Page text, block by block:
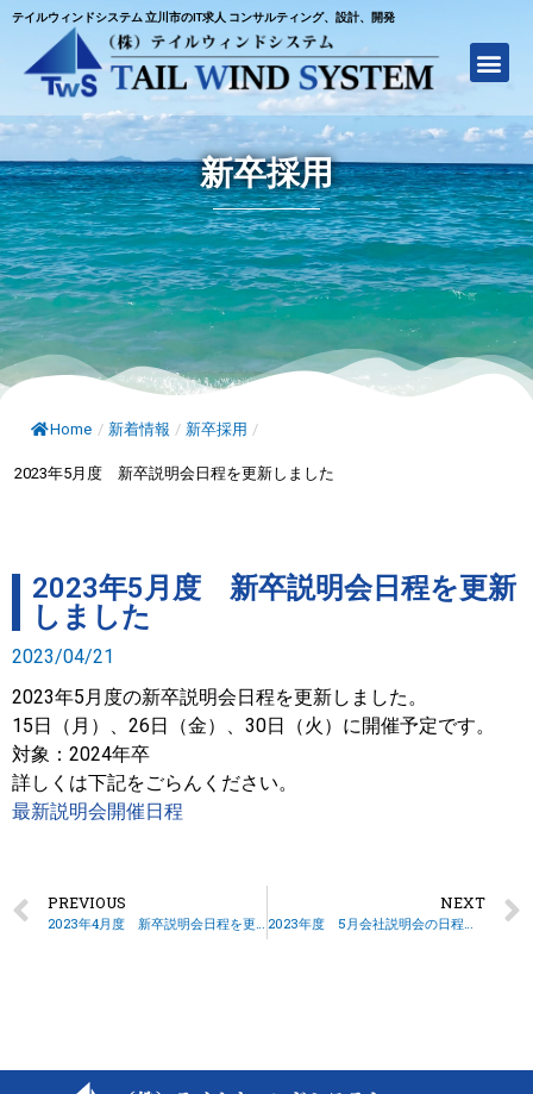
テイルウィンドシステム 立川市のIT求人 コンサルティング、設計、開発
新卒採用
Home / 新着情報 / 新卒採用 /
2023年5月度 新卒説明会日程を更新しました
2023年5月度 新卒説明会日程を更新
しました
2023/04/21
2023年5月度の新卒説明会日程を更新しました。
15日（月）、26日（金）、30日（火）に開催予定です。
対象：2024年卒
詳しくは下記をごらんください。
最新説明会開催日程
PREVIOUS NEXT